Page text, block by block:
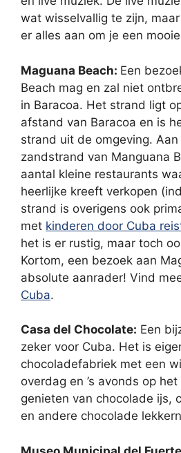
wat wisselvallig te zijn,
er alles aan om je een
Maguana Beach: Een
Beach mag en zal niet
in Baracoa. Het strand ligt
afstand van Baracoa en is
strand uit de omgeving.
zandstrand van Manguana
aantal kleine restaurants
heerlijke kreeft verkopen
strand is overigens ook
met kinderen door Cuba
het is er rustig, maar toch
Kortom, een bezoek aan
absolute aanrader! Vind
Cuba.
Casa del Chocolate: Een
zeker voor Cuba. Het is
chocoladefabriek met een
overdag en ’s avonds op
genieten van chocolade ijs,
en andere chocolade